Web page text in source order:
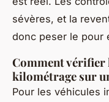
sévères, et la
donc peser le pour
Comment
kilométrage sur
Pour les véhicules